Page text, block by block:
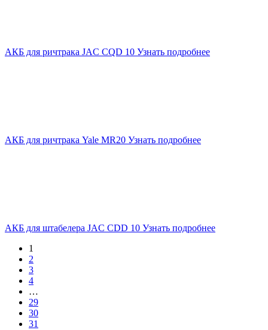
АКБ для ричтрака JAC CQD 10 Узнать подробнее
АКБ для ричтрака Yale MR20 Узнать подробнее
АКБ для штабелера JAC CDD 10 Узнать подробнее
1
2
3
4
…
29
30
31